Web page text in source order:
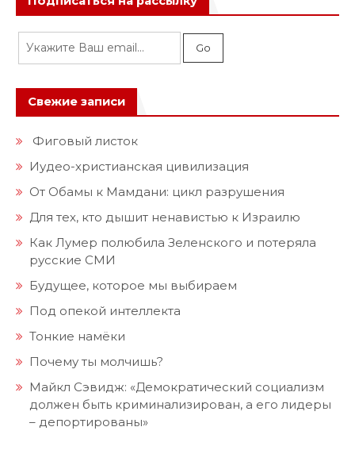
Свежие записи
Фиговый листок
Иудео-христианская цивилизация
От Обамы к Мамдани: цикл разрушения
Для тех, кто дышит ненавистью к Израилю
Как Лумер полюбила Зеленского и потеряла
русские СМИ
Будущее, которое мы выбираем
Под опекой интеллекта
Тонкие намёки
Почему ты молчишь?
Майкл Сэвидж: «Демократический социализм
должен быть криминализирован, а его лидеры
– депортированы»